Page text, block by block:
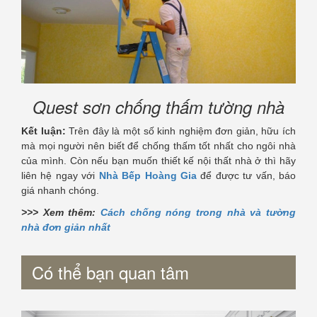
Quest sơn chống thấm tường nhà
Kết luận: Trên đây là một số kinh nghiệm đơn giản, hữu ích
mà mọi người nên biết để chống thấm tốt nhất cho ngôi nhà
của mình. Còn nếu bạn muốn thiết kế nội thất nhà ở thì hãy
liên hệ ngay với Nhà Bếp Hoàng Giađể được tư vấn, báo
giá nhanh chóng.
>>> Xem thêm: Cách chống nóng trong nhà và tường
nhà đơn giản nhất
Có thể bạn quan tâm